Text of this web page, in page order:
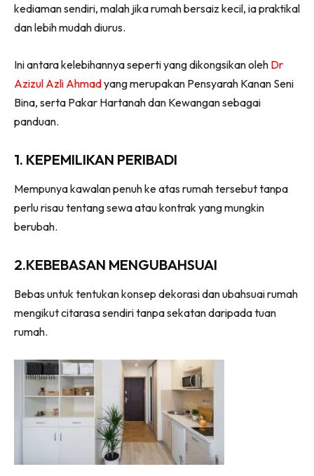
Kafe
Hartanah
Landed
Ilham Impiana Inspirasi Selebriti
Impiana TV
Lahar Dekor
Sembang Dekor
Sembang Laman
Hub Ideaktiv
kediaman sendiri, malah jika rumah bersaiz kecil, ia praktikal
dan lebih mudah diurus.
Ini antara kelebihannya seperti yang dikongsikan oleh Dr
Azizul Azli Ahmadyang merupakan Pensyarah Kanan Seni
Bina, serta Pakar Hartanah dan Kewangan sebagai
panduan.
1. KEPEMILIKAN PERIBADI
Mempunya kawalan penuh ke atas rumah tersebut tanpa
perlu risau tentang sewa atau kontrak yang mungkin
berubah.
2.KEBEBASAN MENGUBAHSUAI
Bebas untuk tentukan konsep dekorasi dan ubahsuai rumah
mengikut citarasa sendiri tanpa sekatan daripada tuan
rumah.